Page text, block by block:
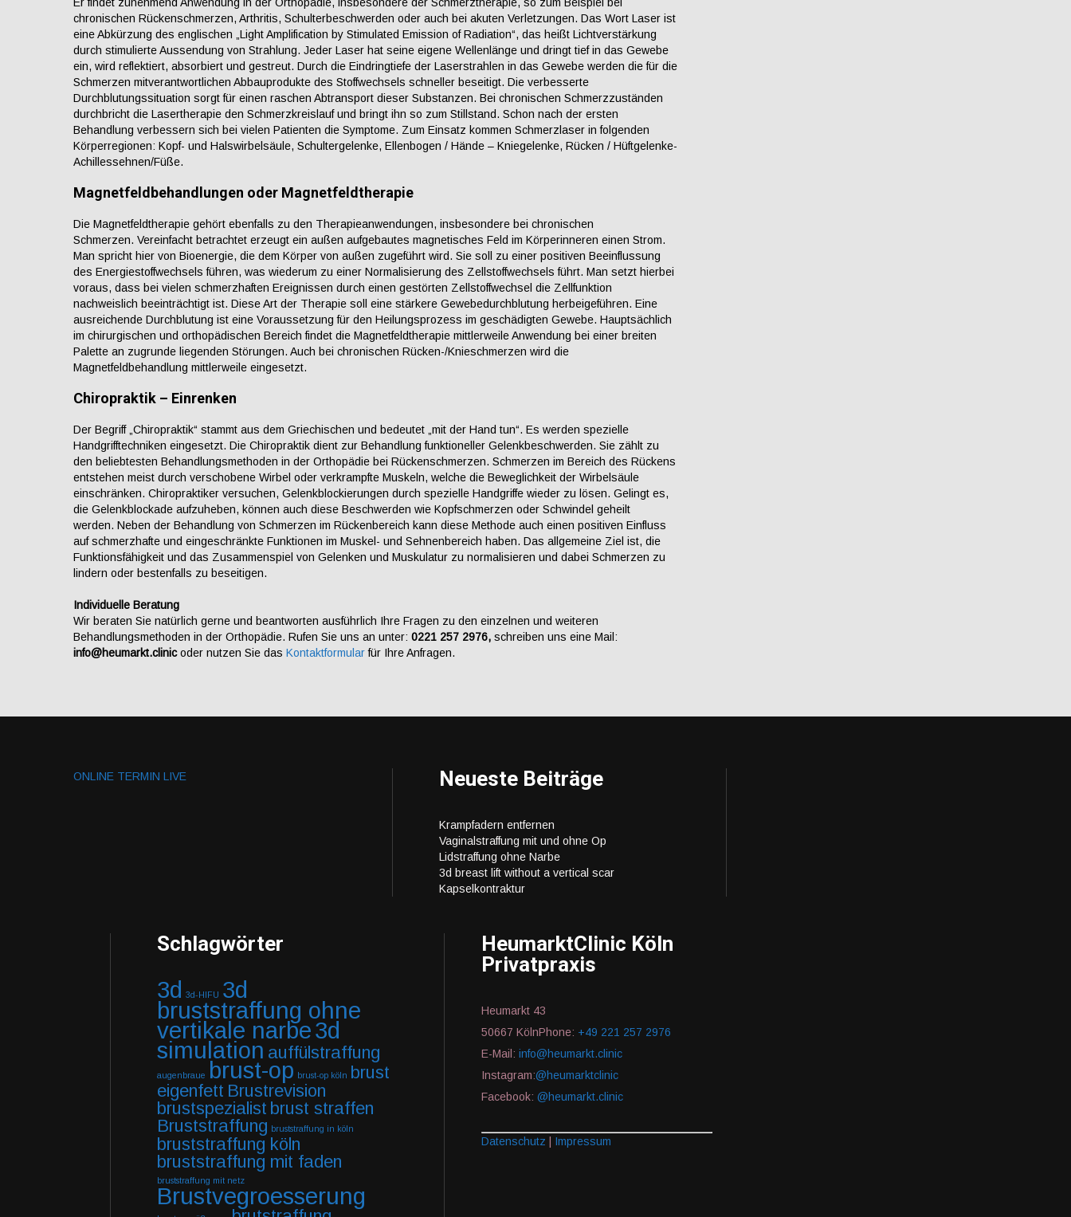
chronischen Rückenschmerzen, Arthritis, Schulterbeschwerden oder auch bei akuten Verletzungen. Das Wort Laser ist
eine Abkürzung des englischen „Light Amplification by Stimulated Emission of Radiation“, das heißt Lichtverstärkung
durch stimulierte Aussendung von Strahlung. Jeder Laser hat seine eigene Wellenlänge und dringt tief in das Gewebe
ein, wird reflektiert, absorbiert und gestreut. Durch die Eindringtiefe der Laserstrahlen in das Gewebe werden die für die
Schmerzen mitverantwortlichen Abbauprodukte des Stoffwechsels schneller beseitigt. Die verbesserte
Durchblutungssituation sorgt für einen raschen Abtransport dieser Substanzen. Bei chronischen Schmerzzuständen
durchbricht die Lasertherapie den Schmerzkreislauf und bringt ihn so zum Stillstand. Schon nach der ersten
Behandlung verbessern sich bei vielen Patienten die Symptome. Zum Einsatz kommen Schmerzlaser in folgenden
Körperregionen: Kopf- und Halswirbelsäule, Schultergelenke, Ellenbogen / Hände – Kniegelenke, Rücken / Hüftgelenke-
Achillessehnen/Füße.
Magnetfeldbehandlungen oder Magnetfeldtherapie
Die Magnetfeldtherapie gehört ebenfalls zu den Therapieanwendungen, insbesondere bei chronischen
Schmerzen. Vereinfacht betrachtet erzeugt ein außen aufgebautes magnetisches Feld im Körperinneren einen Strom.
Man spricht hier von Bioenergie, die dem Körper von außen zugeführt wird. Sie soll zu einer positiven Beeinflussung
des Energiestoffwechsels führen, was wiederum zu einer Normalisierung des Zellstoffwechsels führt. Man setzt hierbei
voraus, dass bei vielen schmerzhaften Ereignissen durch einen gestörten Zellstoffwechsel die Zellfunktion
nachweislich beeinträchtigt ist. Diese Art der Therapie soll eine stärkere Gewebedurchblutung herbeigeführen. Eine
ausreichende Durchblutung ist eine Voraussetzung für den Heilungsprozess im geschädigten Gewebe. Hauptsächlich
im chirurgischen und orthopädischen Bereich findet die Magnetfeldtherapie mittlerweile Anwendung bei einer breiten
Palette an zugrunde liegenden Störungen. Auch bei chronischen Rücken-/Knieschmerzen wird die
Magnetfeldbehandlung mittlerweile eingesetzt.
Chiropraktik – Einrenken
Der Begriff „Chiropraktik“ stammt aus dem Griechischen und bedeutet „mit der Hand tun“. Es werden spezielle
Handgrifftechniken eingesetzt. Die Chiropraktik dient zur Behandlung funktioneller Gelenkbeschwerden. Sie zählt zu
den beliebtesten Behandlungsmethoden in der Orthopädie bei Rückenschmerzen. Schmerzen im Bereich des Rückens
entstehen meist durch verschobene Wirbel oder verkrampfte Muskeln, welche die Beweglichkeit der Wirbelsäule
einschränken. Chiropraktiker versuchen, Gelenkblockierungen durch spezielle Handgriffe wieder zu lösen. Gelingt es,
die Gelenkblockade aufzuheben, können auch diese Beschwerden wie Kopfschmerzen oder Schwindel geheilt
werden. Neben der Behandlung von Schmerzen im Rückenbereich kann diese Methode auch einen positiven Einfluss
auf schmerzhafte und eingeschränkte Funktionen im Muskel- und Sehnenbereich haben. Das allgemeine Ziel ist, die
Funktionsfähigkeit und das Zusammenspiel von Gelenken und Muskulatur zu normalisieren und dabei Schmerzen zu
lindern oder bestenfalls zu beseitigen.
Individuelle Beratung
Wir beraten Sie natürlich gerne und beantworten ausführlich Ihre Fragen zu den einzelnen und weiteren
Behandlungsmethoden in der Orthopädie. Rufen Sie uns an unter: 0221 257 2976, schreiben uns eine Mail:
info@heumarkt.clinicoder nutzen Sie das Kontaktformularfür Ihre Anfragen.
ONLINE TERMIN LIVE Neueste Beiträge
Krampfadern entfernen
Vaginalstraffung mit und ohne Op
Lidstraffung ohne Narbe
3d breast lift without a vertical scar
Kapselkontraktur
Schlagwörter
3d 3d-HIFU 3d
bruststraffung ohne
vertikale narbe3d
simulation auffülstraffung
augenbraue brust-op brust-op köln
brust
eigenfett Brustrevision
brustspezialist brust straffen
Bruststraffung bruststraffung in köln
bruststraffung köln
bruststraffung mit faden
bruststraffung mit netz
Brustvegroesserung
HeumarktClinic Köln
Privatpraxis
Heumarkt 43
50667 KölnPhone: +49 221 257 2976
E-Mail:info@heumarkt.clinic
Instagram:@heumarktclinic
Facebook:@heumarkt.clinic
Datenschutz Impressum